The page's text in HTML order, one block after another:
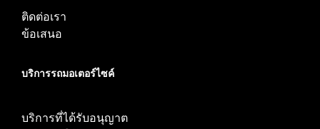
ติดต่อเรา
ข้อเสนอ
บริการรถมอเตอร์ไซค์​
บริการที่ได้รับอนุญาต